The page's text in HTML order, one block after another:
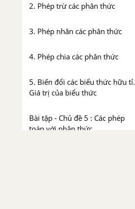
2. Phép trừ các phân thức
3. Phép nhân các phân thức
4. Phép chia các phân thức
5. Biến đổi các biểu thức hữu tỉ.
Giá trị của biểu thức
Bài tập - Chủ đề 5 : Các phép
toán với phân thức